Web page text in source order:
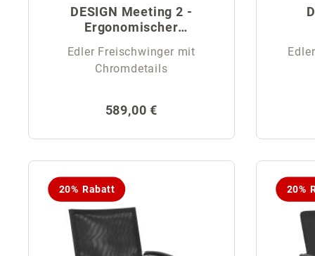
DESIGN Meeting 2 -
Ergonomischer
Edler Freischwinger mit
Chromdetails
Regulärer Preis:
589,00 €
20% Rabatt 20%